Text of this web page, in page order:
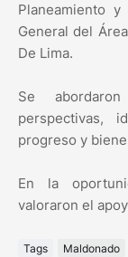
Planeamiento
General del
De Lima.
Se
perspectivas,
progreso y
En la
valoraron el
Tags Maldonado